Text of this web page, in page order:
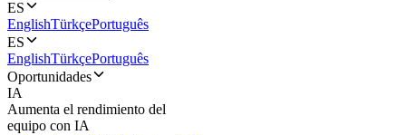
ES
EnglishTürkçePortuguês
ES
EnglishTürkçePortuguês
Oportunidades
IA
Aumenta el rendimiento del
equipo con IA